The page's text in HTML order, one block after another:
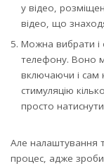
у відео,
відео, що
Можна вибрати
телефону. Воно
включаючи і сам
стимуляцію
просто
Але налаштування
процес, адже